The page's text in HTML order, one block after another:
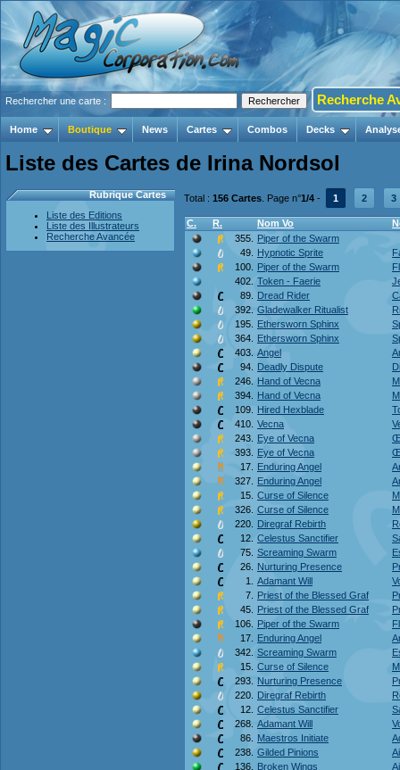
Rechercher une carte : Recherche
Home Boutique News Cartes Combos Decks
Liste des Cartes de Irina Nordsol
Rubrique Cartes
Liste des Editions
Liste des Illustrateurs
Recherche Avancée
Total : 156 Cartes . Page n°1/4 - 1 2 3
C. R. Nom Vo
355.
Piper of the Swarm
49.
Hypnotic Sprite
100.
Piper of the Swarm
402. Token - Faerie
89.
Dread Rider
392. Gladewalker Ritualist
195.
Ethersworn Sphinx
364.
Ethersworn Sphinx
403. Angel
94.
Deadly Dispute
246. Hand of Vecna
394.
Hand of Vecna
109.
Hired Hexblade
410. Vecna
243.
Eye of Vecna
393.
Eye of Vecna
17.
Enduring Angel
327.
Enduring Angel
15. Curse of Silence
326. Curse of Silence
220.
Diregraf Rebirth
12. Celestus Sanctifier
75. Screaming Swarm
26.
Nurturing Presence
1.
Adamant Will
7.
Priest of the Blessed Graf
45.
Priest of the Blessed Graf
106.
Piper of the Swarm
17.
Enduring Angel
342. Screaming Swarm
15. Curse of Silence
293.
Nurturing Presence
220.
Diregraf Rebirth
12. Celestus Sanctifier
268. Adamant Will
86.
Maestros Initiate
238. Gilded Pinions
136.
Broken Wings